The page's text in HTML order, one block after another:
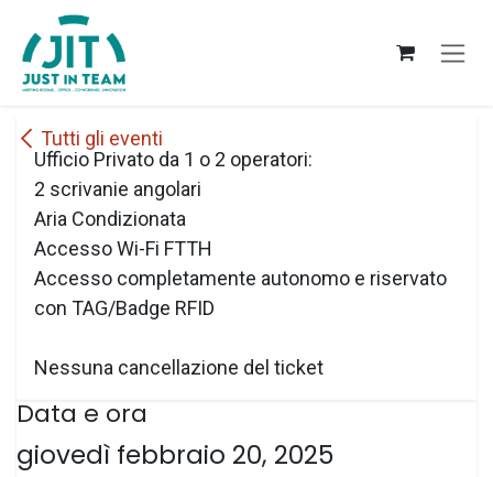
Passa al contenuto
Tutti gli eventi
Ufficio Privato da 1 o 2 operatori:
2 scrivanie angolari
Aria Condizionata
Accesso Wi-Fi FTTH
Accesso completamente autonomo e riservato
con TAG/Badge RFID
Nessuna cancellazione del ticket
Data e ora
giovedì febbraio 20, 2025